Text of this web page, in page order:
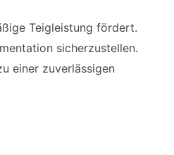
Teigleistung fördert.
sicherzustellen.
einer zuverlässigen